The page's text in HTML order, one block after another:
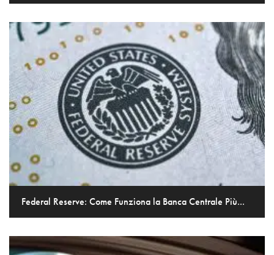
Federal Reserve: Come Funziona la Banca Centrale Più...